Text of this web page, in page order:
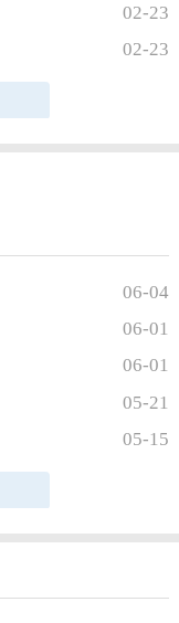
02-23
02-23
06-04
06-01
06-01
05-21
05-15